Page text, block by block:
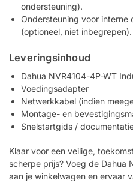
ondersteuning).
Ondersteuning voor interne
(optioneel, niet inbegrepen).
Leveringsinhoud
Dahua NVR4104-4P-WT
Voedingsadapter
Netwerkkabel (indien
Montage- en
Snelstartgids /
Klaar voor een veilige,
scherpe prijs? Voeg de Dahua
aan je winkelwagen en ervaar